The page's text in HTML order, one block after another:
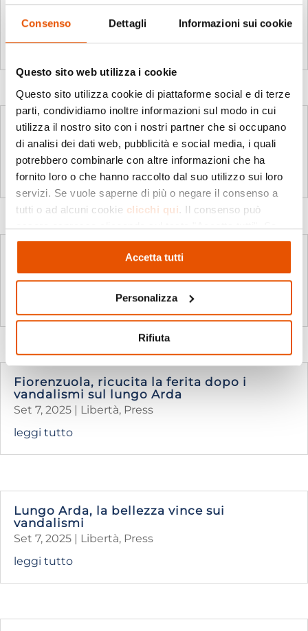
Consenso Dettagli Informazioni sui cookie
Questo sito web utilizza i cookie
Questo sito utilizza cookie di piattaforme social e di terze
parti, condividiamo inoltre informazioni sul modo in cui
utilizza il nostro sito con i nostri partner che si occupano
di analisi dei dati web, pubblicità e social media, i quali
potrebbero combinarle con altre informazioni che ha
fornito loro o che hanno raccolto dal suo utilizzo sui loro
servizi. Se vuole saperne di più o negare il consenso a
tutti o ad alcuni cookie clicchi qui. Il consenso può
essere espresso cliccando sul tasto "Accetta tutti". Se
non vuole i cookie di profilazione può negare il consenso
cliccando sul tasto "Rifiuta"Accetta tutti
Personalizza
Rifiuta
sale affrescate del Settecento
Ott 8, 2025 Libertà,Press
leggi tutto
Balloons & Wonders oggi l’inaugurazione
della mostra di Koons
Ott 4, 2025 Libertà ,Press
leggi tutto
“Una gita nell’energia” se le fonti
rinnovabili si imparano col teatro
Set 26, 2025|Libertà,Press,Progetto Teatro
Fiorenzuola, ricucita la ferita dopo i
vandalismi sul lungo Arda
Set 7, 2025 Libertà, Press
leggi tutto
Lungo Arda, la bellezza vince sui
vandalismi
Set 7, 2025 | Libertà, Press
leggi tutto